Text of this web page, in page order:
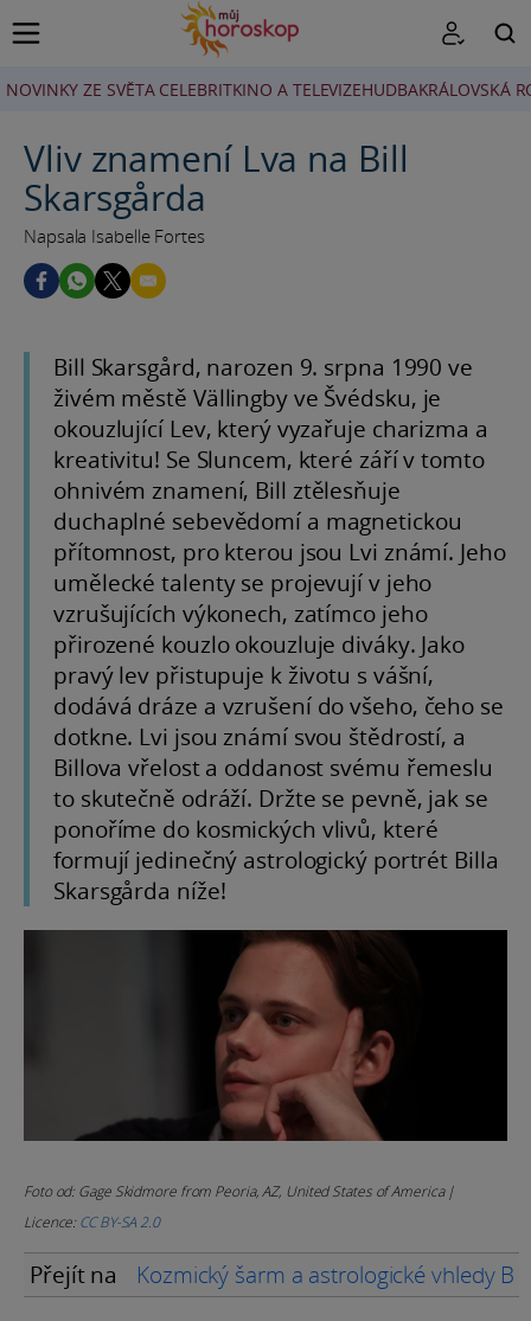
NOVINKY ZE SVĚTA CELEBRITKINO A TELEVIZEHUDBAKRÁLOVSKÁ
Vliv znamení Lva na Bill
Skarsgårda
Napsala Isabelle Fortes
Bill Skarsgård, narozen 9. srpna 1990 ve
živém městě Vällingby ve Švédsku, je
okouzlující Lev, který vyzařuje charizma a
kreativitu! Se Sluncem, které září v tomto
ohnivém znamení, Bill ztělesňuje
duchaplné sebevědomí a magnetickou
přítomnost, pro kterou jsou Lvi známí. Jeho
umělecké talenty se projevují v jeho
vzrušujících výkonech, zatímco jeho
přirozené kouzlo okouzluje diváky. Jako
pravý lev přistupuje k životu s vášní,
dodává dráze a vzrušení do všeho, čeho se
dotkne. Lvi jsou známí svou štědrostí, a
Billova vřelost a oddanost svému řemeslu
to skutečně odráží. Držte se pevně, jak se
ponoříme do kosmických vlivů, které
formují jedinečný astrologický portrét Billa
Skarsgårda níže!
Foto od: Gage Skidmore from Peoria, AZ, United States of America |
Licence:CC BY-SA 2.0
Přejít na Kozmický šarm a astrologické vhledy